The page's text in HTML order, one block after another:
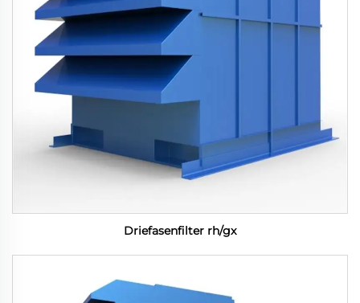
Driefasenfilter rh/gx